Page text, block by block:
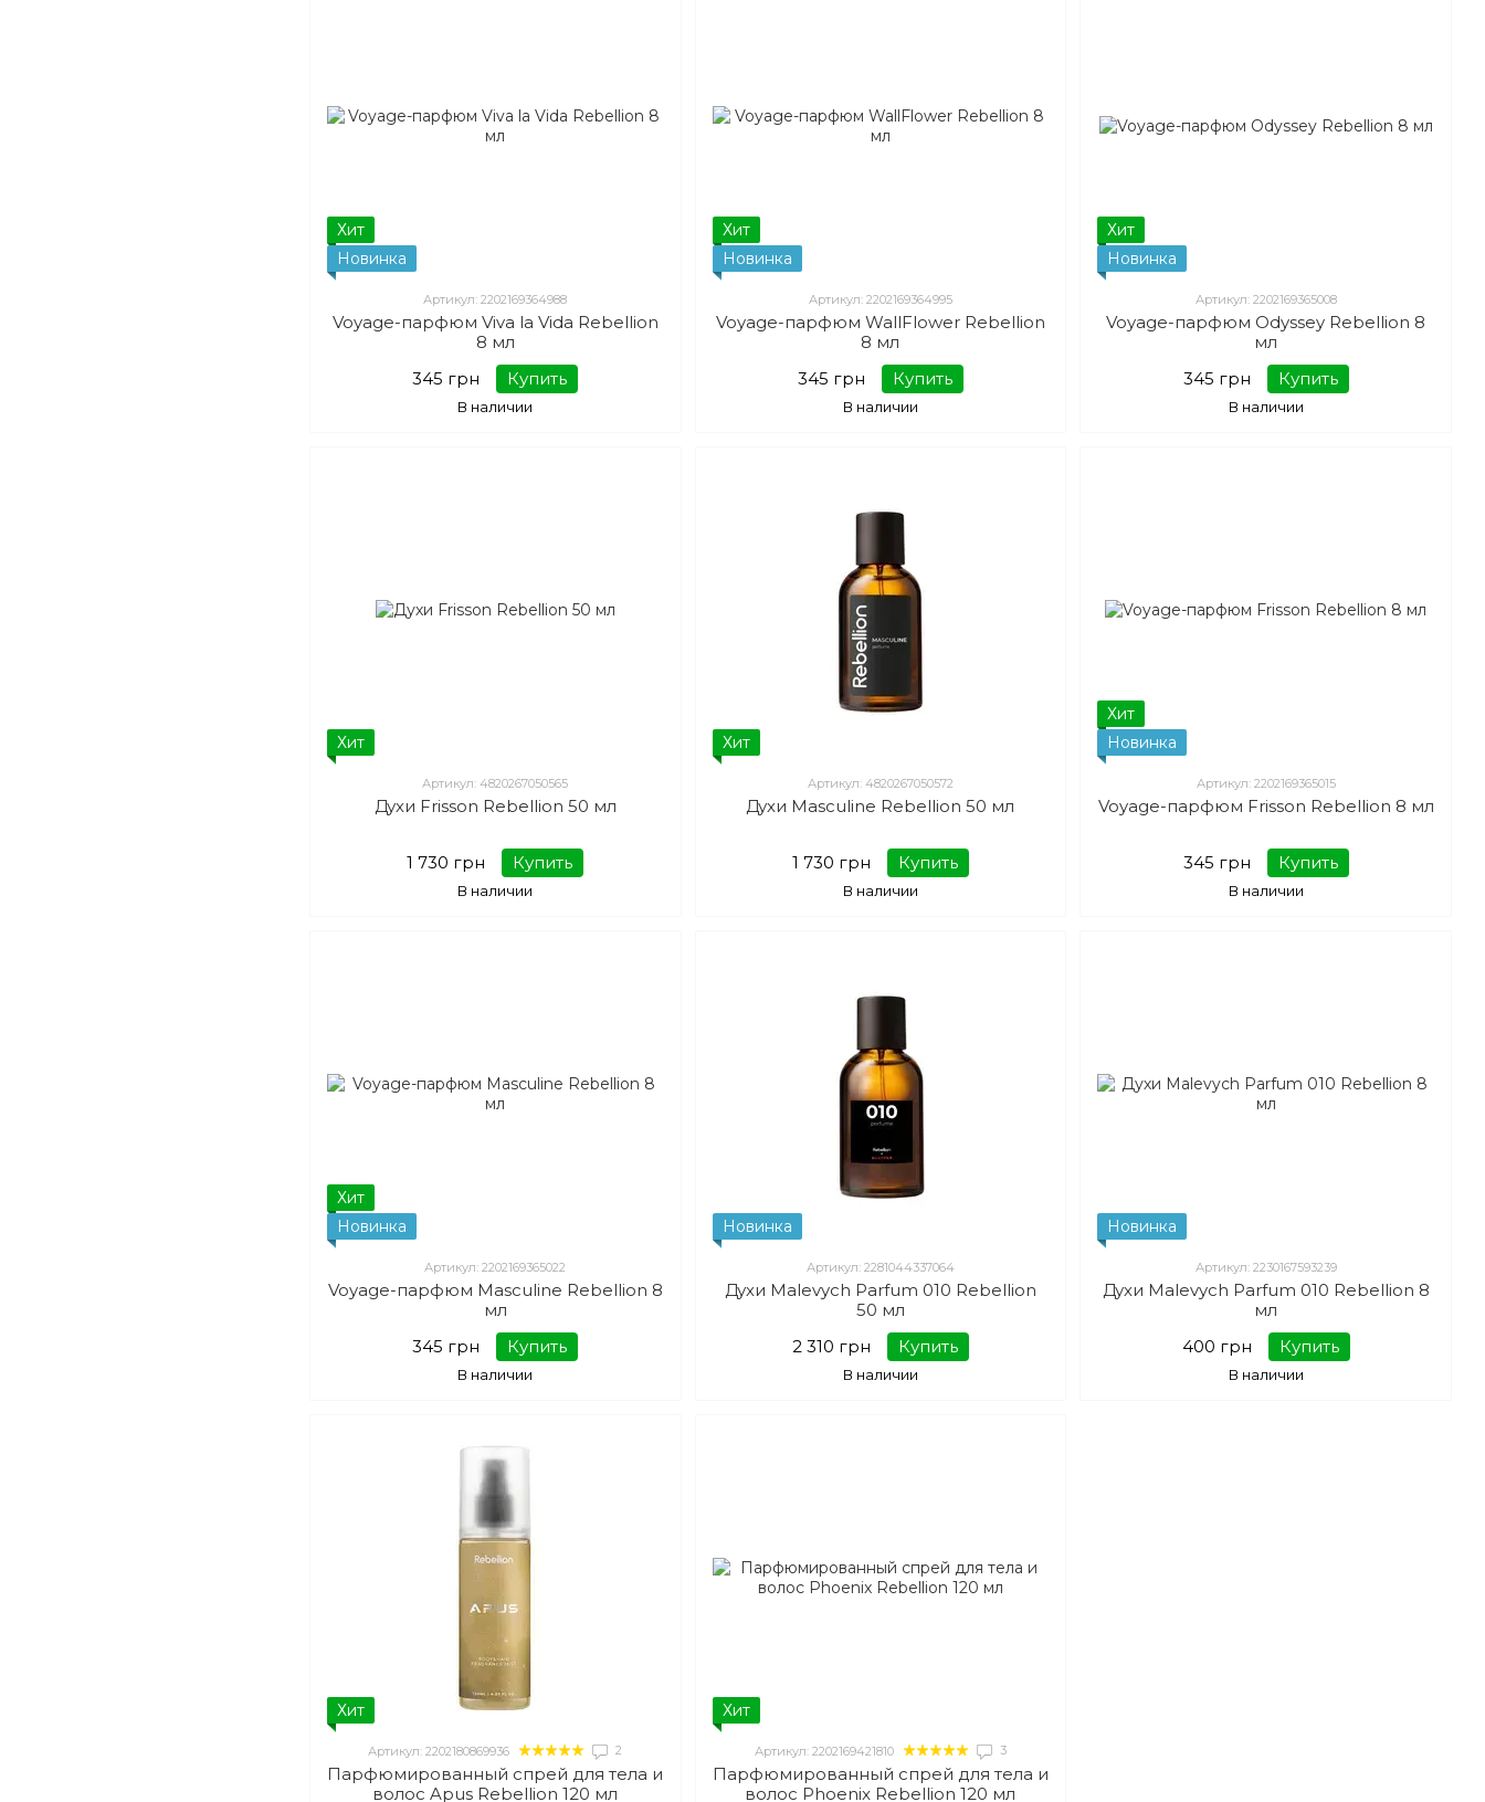
Хит
Новинка
Артикул: 2202169364988
Voyage-парфюм Viva la Vida Rebellion
8 мл
345 грн
Купить
В наличии
Хит
Новинка
Артикул: 2202169364995
Voyage-парфюм WallFlower Rebellion
8 мл
345 грн
Купить
В наличии
Хит
Новинка
Артикул: 2202169365008
Voyage-парфюм Odyssey Rebellion 8
мл
345 грн
Купить
В наличии
Хит
Артикул: 4820267050565
Духи Frisson Rebellion 50 мл
1 730 грн Купить
В наличии
Хит
Артикул: 4820267050572
Духи Masculine Rebellion 50 мл
1 730 грн Купить
В наличии
Хит
Новинка
Артикул: 2202169365015
Voyage-парфюм Frisson Rebellion 8 мл
345 грн Купить
В наличии
Хит
Новинка
Артикул: 2202169365022
Voyage-парфюм Masculine Rebellion 8
мл
345 грн
Купить
В наличии
Новинка
Артикул: 2281044337064
Духи Malevych Parfum 010 Rebellion
50 мл
2 310 грн
Купить
В наличии
Новинка
Артикул: 2230167593239
Духи Malevych Parfum 010 Rebellion 8
мл
400 грн
Купить
В наличии
Хит
Артикул: 2202180869936 2
Парфюмированный спрей для тела и
волос Apus Rebellion 120 мл
Хит
Артикул: 2202169421810 3
Парфюмированный спрей для тела и
волос Phoenix Rebellion 120 мл